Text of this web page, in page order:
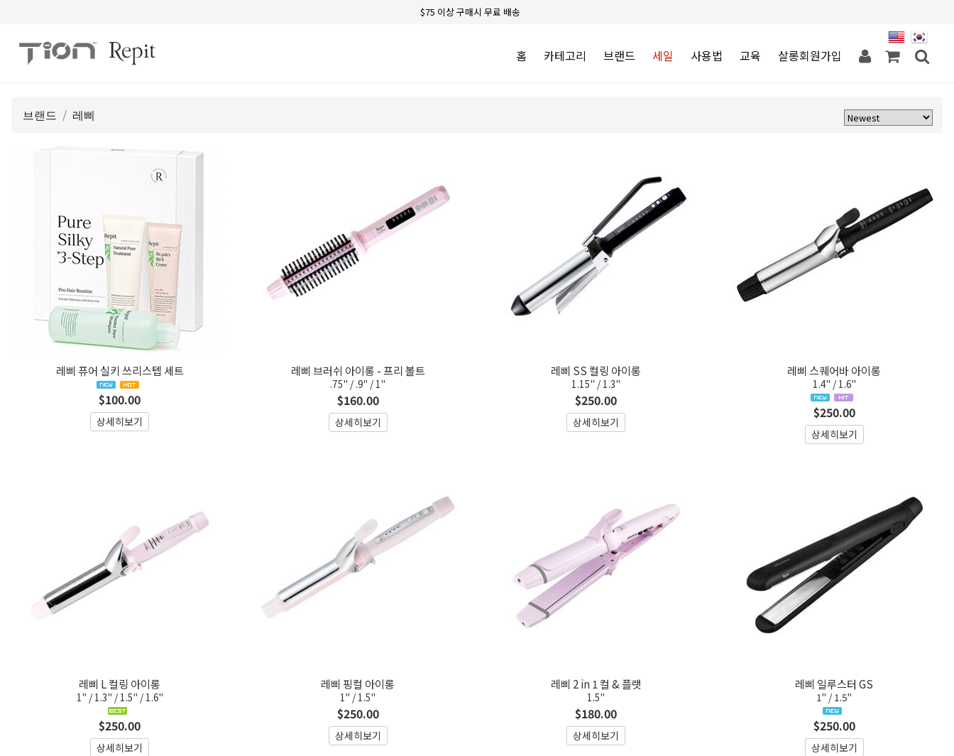
$75 이상 구매시 무료 배송
홈 카테고리 브랜드 세일 사용법 교육 살롱회원가입
브랜드 레삐
레삐 퓨어 실키 쓰리스텝 세트
$100.00
상세히보기
레삐 브러쉬 아이롱 - 프리 볼트
.75" / .9" / 1"
$160.00
상세히보기
레삐 SS 컬링 아이롱
1.15" / 1.3"
$250.00
상세히보기
레삐 스퀘어바 아이롱
1.4" / 1.6"
$250.00
상세히보기
레삐 L 컬링 아이롱
1" / 1.3" / 1.5" / 1.6"
$250.00
상세히보기
레삐 핑컬 아이롱
1" / 1.5"
$250.00
상세히보기
레삐 2 in 1 컬 & 플랫
1.5"
$180.00
상세히보기
레삐 일루스터 GS
1" / 1.5"
$250.00
상세히보기